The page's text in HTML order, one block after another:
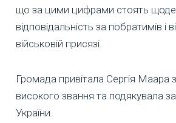
що за цими цифрами стоять
відповідальність за побратимів і
військовій присязі.
Громада привітала Сергія Маара
високого звання та подякувала
України.